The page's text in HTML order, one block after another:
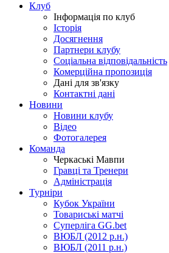
Клуб
Інформація по клуб
Історія
Досягнення
Партнери клубу
Соціальна відповідальність
Комерційна пропозиція
Дані для зв'язку
Контактні дані
Новини
Новини клубу
Відео
Фотогалерея
Команда
Черкаські Мавпи
Гравці та Тренери
Адміністрація
Турніри
Кубок України
Товариські матчі
Суперліга GG.bet
ВЮБЛ (2012 р.н.)
ВЮБЛ (2011 р.н.)